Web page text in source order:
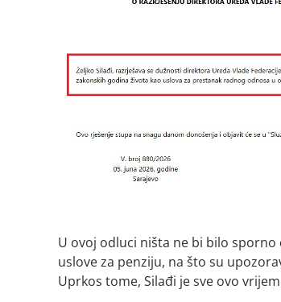
U ovoj odluci ništa ne bi bilo
uslove za penziju, na što su
Uprkos tome, Silađi je sve ovo